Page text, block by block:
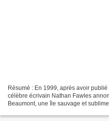
Résumé : En 1999, après avoir
célèbre écrivain Nathan Fawles
Beaumont, une île sauvage et